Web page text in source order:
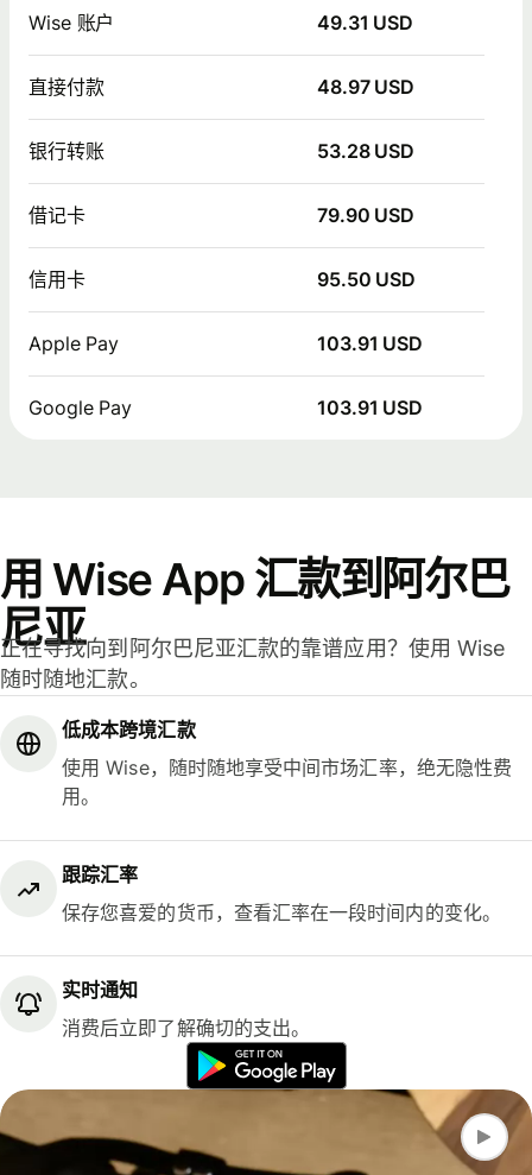
Wise 账户 49.31 USD
直接付款 48.97 USD
银行转账 53.28 USD
借记卡 79.90 USD
信用卡 95.50 USD
Apple Pay 103.91 USD
Google Pay 103.91 USD
用 Wise App 汇款到阿尔巴
尼亚
正在寻找向到阿尔巴尼亚汇款的靠谱应用？使用 Wise
随时随地汇款。
低成本跨境汇款
使用 Wise，随时随地享受中间市场汇率，绝无隐性费
用。
跟踪汇率
保存您喜爱的货币，查看汇率在一段时间内的变化。
实时通知
消费后立即了解确切的支出。